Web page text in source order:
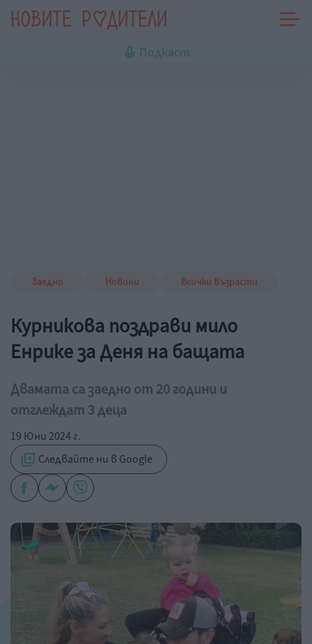
Подкаст
Заедно Новини Всички възрасти
Курникова поздрави мило
Енрике за Деня на бащата
Двамата са заедно от 20 години и
отглеждат 3 деца
19 Юни 2024 г.
Следвайте ни в Google